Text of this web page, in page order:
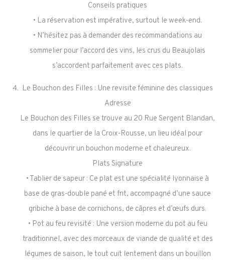
Conseils pratiques
• La réservation est impérative, surtout le week-end.
• N’hésitez pas à demander des recommandations au
sommelier pour l’accord des vins, les crus du Beaujolais
s’accordent parfaitement avec ces plats.
Le Bouchon des Filles : Une revisite féminine des classiques
Adresse
Le Bouchon des Filles se trouve au 20 Rue Sergent Blandan,
dans le quartier de la Croix-Rousse, un lieu idéal pour
découvrir un bouchon moderne et chaleureux.
Plats Signature
• Tablier de sapeur : Ce plat est une spécialité lyonnaise à
base de gras-double pané et frit, accompagné d’une sauce
gribiche à base de cornichons, de câpres et d’œufs durs.
• Pot au feu revisité : Une version moderne du pot au feu
traditionnel, avec des morceaux de viande de qualité et des
légumes de saison, le tout cuit lentement dans un bouillon